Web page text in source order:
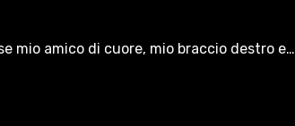
mio amico di cuore, mio braccio destro e…